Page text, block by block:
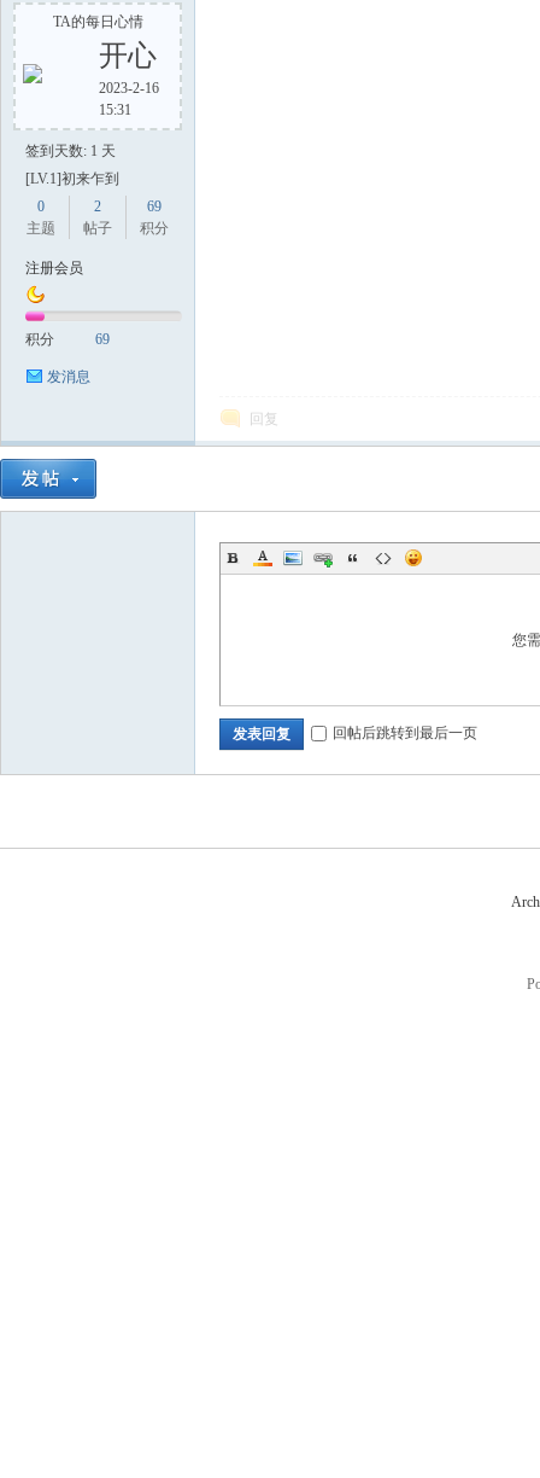
据
TA的每日心情
开心
2023-2-16
15:31
签到天数: 1 天
[LV.1]初来乍到
0
主题
2
帖子
69
积分
注册会员
积分 69
发消息
回复
您
发表回复 回帖后跳转到最后一页